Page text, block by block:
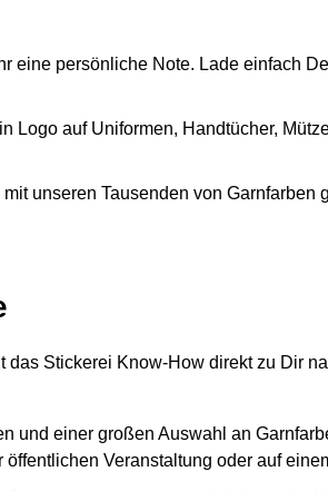
eine persönliche Note. Lade einfach
Logo auf Uniformen, Handtücher,
unseren Tausenden von Garnfarben
Stickerei Know-How direkt zu Dir
und einer großen Auswahl an
Veranstaltung oder auf